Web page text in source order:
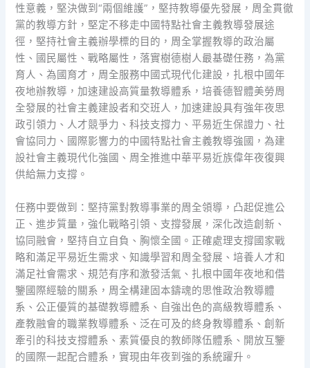
性意義，堅決做到“兩個維護”，堅持教導優先發展，周全貫徹
黨的教導方針，堅定不移走中國特點社會主義教導發展途
徑，堅持社會主義辦學標的目的，周全掌握教導的政治屬
性、國民屬性、戰略屬性，落實樹德樹人最基礎任務，為黨
育人、為國育才，周全服務中國式現代化建設，扎根中國年
夜地辦教導，加速建設高質量教導體系，培養德智體美勞周
全發展的社會主義建設者和交班人，加速建設具有強年夜思
政引領力、人才競爭力、科技支撐力、平易近生保證力、社
會協同力、國際影響力的中國特點社會主義教導強國，為建
設社會主義現代化強國、周全推進中華平易近族偉年夜復興
供給無力支撐。
任務中要做到：堅持黨對教導事業的周全領導，凸起促進公
正、進步質量，強化戰略引領、支撐發展，深化改造創新、
協同融會，堅持自立自負、胸懷全國。正確處理支撐國家戰
略和滿足平易近生需求、知識學習和周全發展、培養人才和
滿足社會需求、規范有序和激發活氣、扎根中國年夜地和借
鑒國際經驗的關系，周全構建固本鑄魂的思惟政治教導體
系、公正優質的基礎教導體系、自強出色的高級教導體系、
產教融會的職業教導體系、泛在可及的終身教導體系、創新
牽引的科技支撐體系、素質優良的教師隊伍體系、開放互鑒
的國際一起配合體系，實現由年夜到強的系統躍升。